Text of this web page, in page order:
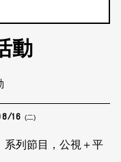
動
16 (二)
系列節目，公視＋平